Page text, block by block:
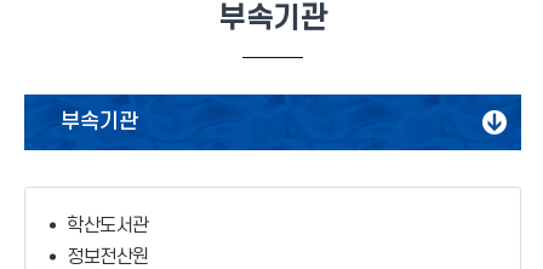
부속기관
부속기관
부설기관
학산도서관
정보전산원